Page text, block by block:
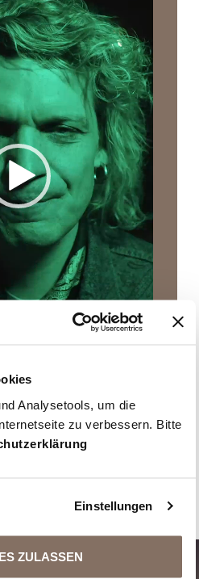
Analysetools, um die
zu verbessern. Bitte
Einstellungen
ZULASSEN